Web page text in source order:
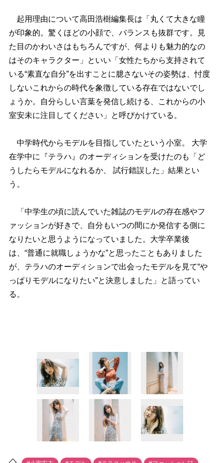
起用理由について高田浩樹編集長は「丸くて大きな瞳
が印象的。驚くほどの小顔で、バランスも抜群です。見
た目のかわいさはもちろんですが、何よりも魅力的なの
はそのキャラクター」といい「女性たちから支持されて
いる“素直な自分”を出すことに臆さないその姿勢は、忖度
しないこれからの時代を象徴している存在ではないでし
ょうか。自分らしい言葉を発信し続ける、これからの小
室安未に注目してください」と呼びかけている。
中学時代からモデルを目指していたという小室。 大学
在学中に『テラハ』のオーディションを受けたのも「ど
うしたらモデルになれるか、 試行錯誤した」結果とい
う。
「中学生の頃に読んでいた雑誌のモデルの存在感やフ
ァッションが好きで、自分もいつの間にか発信する側に
なりたいと思うようになっていました。大学卒業後
は、“普通に就職しょうかな”と思ったこともありました
が、テラハのオーディションで出会ったモデルを見て“
っぱりモデルになりたい”と決意しました」と語ってい
る。